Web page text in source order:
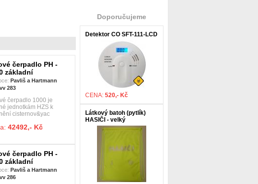
čerpadlo PH -
základní
Pavliš a Hartmann
vv 283
čerpadlo 1000 je
jednotkám HZS k
cisternov&yac
42492,- Kč
čerpadlo PH -
základní
Pavliš a Hartmann
vv 286
Doporučujeme
Detektor CO SFT-111-LCD
CENA: 520,- Kč
Látkový batoh (pytlík)
HASIČI - velký